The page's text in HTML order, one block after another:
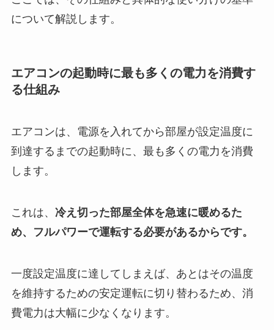
について解説します。
エアコンの起動時に最も多くの電力を消費す
る仕組み
エアコンは、電源を入れてから部屋が設定温度に
到達するまでの起動時に、最も多くの電力を消費
します。
これは、 冷え切った部屋全体を急速に暖めるた
め、フルパワーで運転する必要があるからです。
一度設定温度に達してしまえば、あとはその温度
を維持するための安定運転に切り替わるため、消
費電力は大幅に少なくなります。